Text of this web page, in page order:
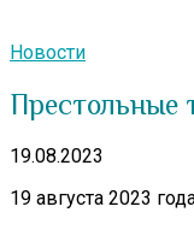
Новости
Престольные
19.08.2023
19 августа 2023